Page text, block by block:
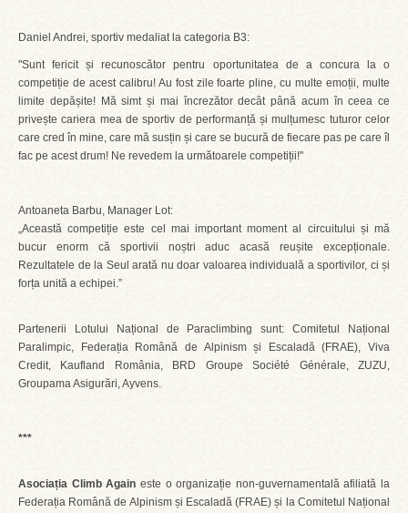
Daniel Andrei, sportiv medaliat la categoria B3:
"Sunt fericit și recunoscător pentru oportunitatea de a concura la o
competiție de acest calibru! Au fost zile foarte pline, cu multe emoții, multe
limite depășite! Mă simt și mai încrezător decât până acum în ceea ce
privește cariera mea de sportiv de performanță și mulțumesc tuturor celor
care cred în mine, care mă susțin și care se bucură de fiecare pas pe care îl
fac pe acest drum! Ne revedem la următoarele competiții!"
Antoaneta Barbu, Manager Lot:
„Această competiție este cel mai important moment al circuitului și mă
bucur enorm că sportivii noștri aduc acasă reușite excepționale.
Rezultatele de la Seul arată nu doar valoarea individuală a sportivilor, ci și
forța unită a echipei.”
Partenerii Lotului Național de Paraclimbing sunt: Comitetul Național
Paralimpic, Federația Română de Alpinism și Escaladă (FRAE), Viva
Credit, Kaufland România, BRD Groupe Société Générale, ZUZU,
Groupama Asigurări, Ayvens.
***
Asociația Climb Again este o organizație non-guvernamentală afiliată la
Federația Română de Alpinism și Escaladă (FRAE) și la Comitetul Național